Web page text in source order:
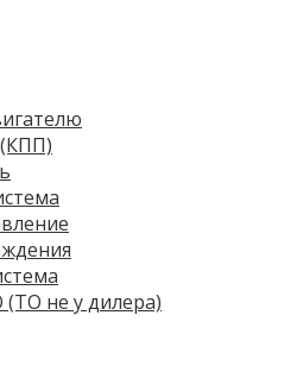
не у дилера)